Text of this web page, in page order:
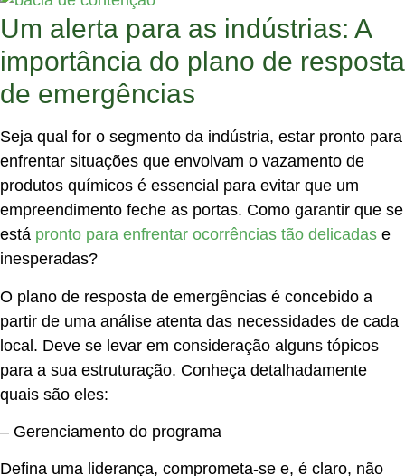
Um alerta para as indústrias: A
importância do plano de resposta
de emergências
Seja qual for o segmento da indústria, estar pronto para
enfrentar situações que envolvam o vazamento de
produtos químicos é essencial para evitar que um
empreendimento feche as portas. Como garantir que se
está pronto para enfrentar ocorrências tão delicadas e
inesperadas?
O plano de resposta de emergências é concebido a
partir de uma análise atenta das necessidades de cada
local. Deve se levar em consideração alguns tópicos
para a sua estruturação. Conheça detalhadamente
quais são eles:
– Gerenciamento do programa
Defina uma liderança, comprometa-se e, é claro, não